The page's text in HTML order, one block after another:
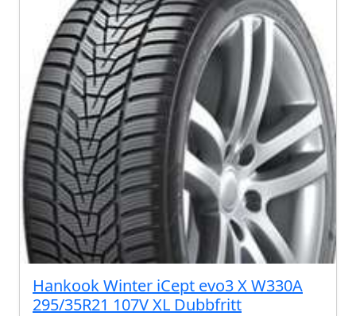
Hankook Winter iCept evo3 X W330A
295/35R21 107V XL Dubbfritt